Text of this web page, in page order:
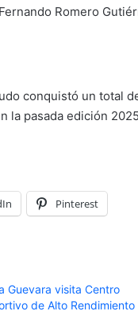
Romero
conquistó un total
pasada edición
Pinterest
Guevara visita Centro
de Alto Rendimiento